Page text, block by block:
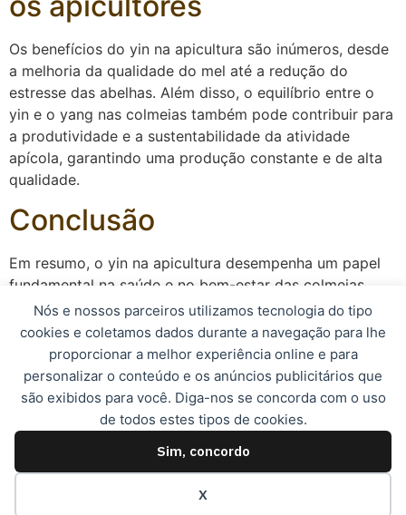
Nós e nossos parceiros utilizamos tecnologia do tipo
cookies e coletamos dados durante a navegação para lhe
proporcionar a melhor experiência online e para
personalizar o conteúdo e os anúncios publicitários que
são exibidos para você. Diga-nos se concorda com o uso
de todos estes tipos de cookies.
Sim, concordo
X
Os benefícios do yin na apicultura são inúmeros, desde
a melhoria da qualidade do mel até a redução do
estresse das abelhas. Além disso, o equilíbrio entre o
yin e o yang nas colmeias também pode contribuir para
a produtividade e a sustentabilidade da atividade
apícola, garantindo uma produção constante e de alta
qualidade.
Conclusão
Em resumo, o yin na apicultura desempenha um papel
fundamental na saúde e no bem-estar das colmeias,
contribuindo para a harmonia e o equilíbrio entre os
diferentes elementos que compõem o ecossistema
apícola. Portanto, é essencial que os apicultores
estejam atentos ao yin e ao yang em suas colmeias,
garantindo assim uma produção sustentável e de alta
© 2023, Apismel. Todos os direitos reservados.